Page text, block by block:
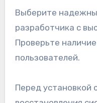
Выберите
разработчика с
Проверьте
пользователей.
Перед установкой